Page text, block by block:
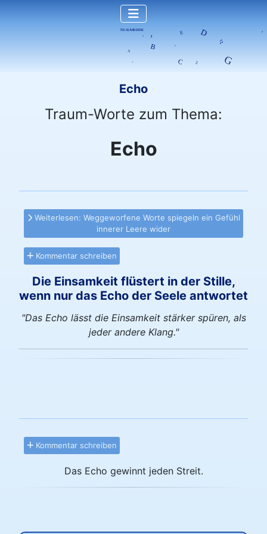
Echo
Traum-Worte zum Thema:
Echo
Weiterlesen: Weggeworfene Worte spiegeln ein Gefühl
innerer Leere wider
Kommentar schreiben
Die Einsamkeit flüstert in der Stille,
wenn nur das Echo der Seele antwortet
"Das Echo lässt die Einsamkeit stärker spüren, als
jeder andere Klang."
Kommentar schreiben
Das Echo gewinnt jeden Streit.